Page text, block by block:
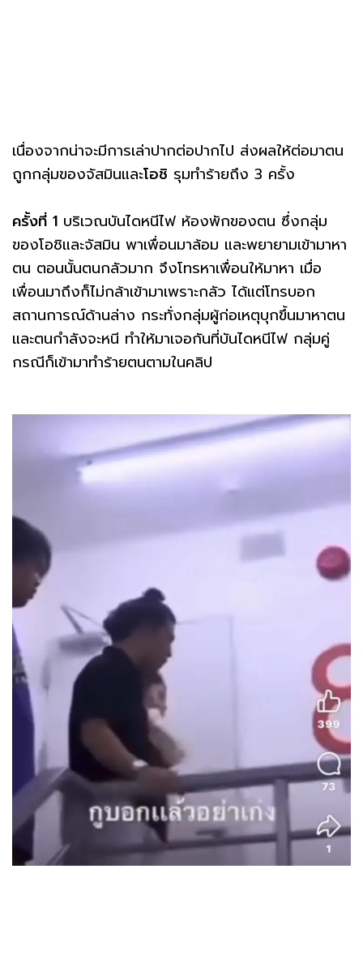
เนื่องจากน่าจะมีการเล่าปากต่อปากไป ส่งผลให้ต่อมาตน
ถูกกลุ่มของจัสมินและโอชิ รุมทำร้ายถึง 3 ครั้ง
ครั้งที่ 1 บริเวณบันไดหนีไฟ ห้องพักของตน ซึ่งกลุ่ม
ของโอชิและจัสมิน พาเพื่อนมาล้อม และพยายามเข้ามาหา
ตน ตอนนั้นตนกลัวมาก จึงโทรหาเพื่อนให้มาหา เมื่อ
เพื่อนมาถึงก็ไม่กล้าเข้ามาเพราะกลัว ได้แต่โทรบอก
สถานการณ์ด้านล่าง กระทั่งกลุ่มผู้ก่อเหตุบุกขึ้นมาหาตน
และตนกำลังจะหนี ทำให้มาเจอกันที่บันไดหนีไฟ กลุ่มคู่
กรณีก็เข้ามาทำร้ายตนตามในคลิป